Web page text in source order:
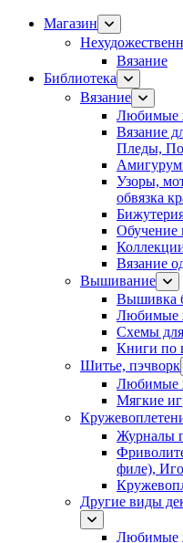
Магазин
Вязание
Библиотека
Вязание
Любимые
Вязание
Пледы,
Узоры,
обвязка
Обучение
Вязание
Вышивание
Вышивка
Любимые
Схемы
Книги по
Шитье, пэчворк
Любимые
Мягкие
Журналы
филе),
Другие виды
Любимые